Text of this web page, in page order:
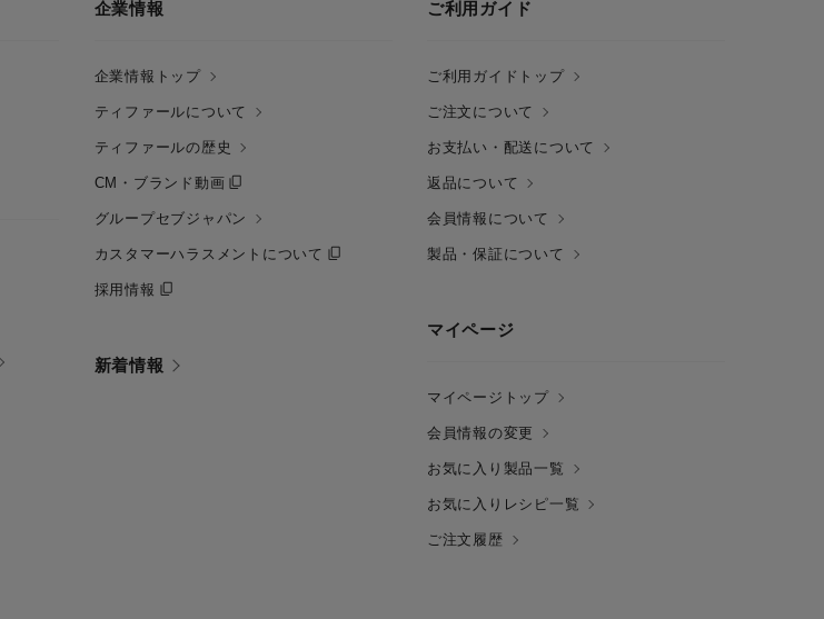
企業情報
企業情報トップ
ティファールについて
ティファールの歴史
CM・ブランド動画
グループセブジャパン
カスタマーハラスメントについて
採用情報
新着情報
ご利用ガイド
ご利用ガイドトップ
ご注文について
お支払い・配送について
返品について
会員情報について
製品・保証について
マイページ
マイページトップ
会員情報の変更
お気に入り製品一覧
お気に入りレシピ一覧
ご注文履歴